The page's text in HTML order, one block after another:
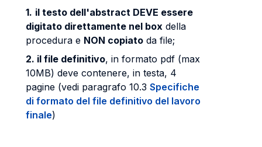
1. il testo dell'abstract DEVE essere
digitato direttamente nel box della
procedura e NON copiato da file;
2. il file definitivo, in formato pdf (max
10MB) deve contenere, in testa, 4
pagine (vedi paragrafo 10.3 Specifiche
di formato del file definitivo del lavoro
finale)